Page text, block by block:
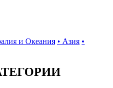
и Океания • Азия •